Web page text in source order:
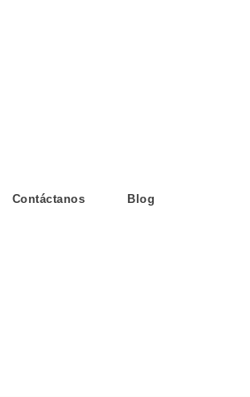
Contáctanos Blog